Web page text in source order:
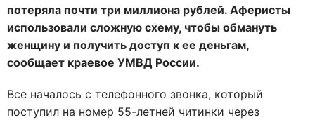
потеряла почти три миллиона рублей. Аферисты
использовали сложную схему, чтобы обмануть
женщину и получить доступ к ее деньгам,
сообщает краевое УМВД России.
Все началось с телефонного звонка, который
поступил на номер 55-летней читинки через